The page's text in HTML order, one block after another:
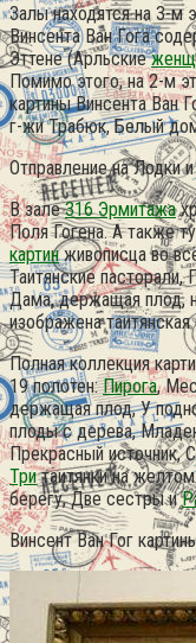
Залы находятся на 3-м
Винсента Ван Гога
Эттене (Арльские
Помимо этого, на 2-м
картины Винсента Ван
г-жи Трабюк, Белый
Отправление на Лодки
В зале316 Эрмитажа
Поля Гогена. А также
картинживописца во
Таитянские пасторали,
Дама, держащая плод,
изображена
Полная коллекция
19 полотен:Пирога,
держащая плод, У
плоды с дерева,
Прекрасный источник,
Тритаитянки на
берегу, Две сестры и
Винсент Ван Гог